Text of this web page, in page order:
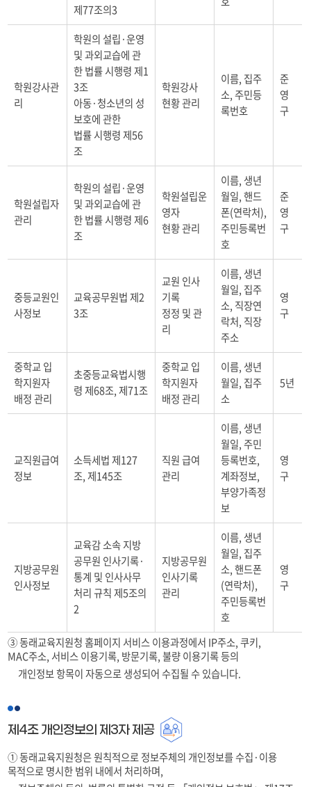
제77조의3
학원강사관
리
학원의 설립·운영
및 과외교습에 관
한 법률 시행령 제1
3조
아동·청소년의 성
보호에 관한
법률 시행령 제56
조
학원강사
현황 관리
이름, 집주
소, 주민등
록번호
준
영
구
학원설립자
관리
학원의 설립·운영
및 과외교습에 관
한 법률 시행령 제6
조
학원설립운
영자
현황 관리
이름, 생년
월일, 핸드
폰(연락처),
주민등록번
호
준
영
구
중등교원인
사정보
교육공무원법 제2
3조
교원 인사
기록
정정 및 관
리
이름, 생년
월일, 집주
소, 직장연
락처, 직장
주소
영
구
중학교 입
학지원자
배정 관리
초중등교육법시행
령 제68조, 제71조
중학교 입
학지원자
배정 관리
이름, 생년
월일, 집주
소
5년
교직원급여
정보
소득세법 제127
조, 제145조
직원 급여
관리
이름, 생년
월일, 주민
등록번호,
계좌정보,
부양가족정
보
영
구
지방공무원
인사정보
교육감 소속 지방
공무원 인사기록·
통계 및 인사사무
처리 규칙 제5조의
2
지방공무원
인사기록
관리
이름, 생년
월일, 집주
소, 핸드폰
(연락처),
주민등록번
호
영
구
③ 동래교육지원청 홈페이지 서비스 이용과정에서 IP주소, 쿠키,
MAC주소, 서비스 이용기록, 방문기록, 불량 이용기록 등의
개인정보 항목이 자동으로 생성되어 수집될 수 있습니다.
제4조 개인정보의 제3자 제공
① 동래교육지원청은 원칙적으로 정보주체의 개인정보를 수집·이용
목적으로 명시한 범위 내에서 처리하며,